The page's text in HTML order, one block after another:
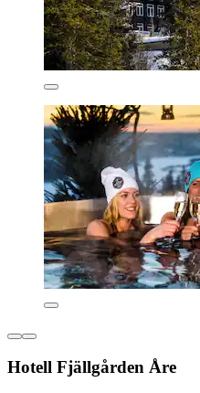
Hotell Fjällgården Åre